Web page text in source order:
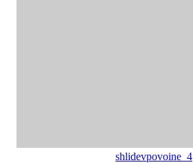
shlidevpovoine_4